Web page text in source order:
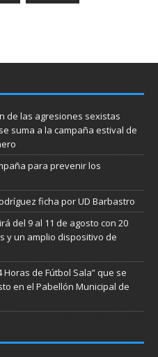
de las agresiones sexistas
suma a la campaña estival de
para prevenir los
ficha por UD Barbastro
del 9 al 11 de agosto con 20
y un amplio dispositivo de
de Fútbol Sala” que se
en el Pabellón Municipal de